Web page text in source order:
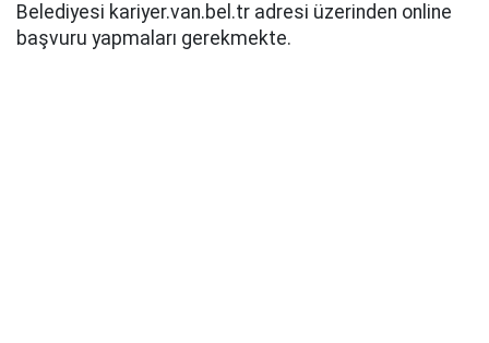
Belediyesi kariyer.van.bel.tr adresi üzerinden online
başvuru yapmaları gerekmekte.